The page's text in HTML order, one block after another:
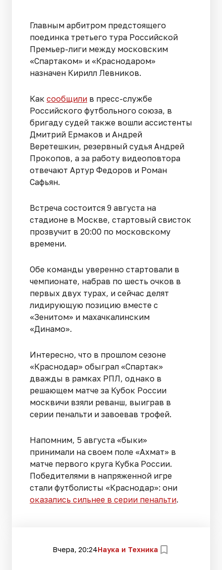
Главным арбитром предстоящего
поединка третьего тура Российской
Премьер-лиги между московским
«Спартаком» и «Краснодаром»
назначен Кирилл Левников.
Как сообщили в пресс-службе
Российского футбольного союза, в
бригаду судей также вошли ассистенты
Дмитрий Ермаков и Андрей
Веретешкин, резервный судья Андрей
Прокопов, а за работу видеоповтора
отвечают Артур Федоров и Роман
Сафьян.
Встреча состоится 9 августа на
стадионе в Москве, стартовый свисток
прозвучит в 20:00 по московскому
времени.
Обе команды уверенно стартовали в
чемпионате, набрав по шесть очков в
первых двух турах, и сейчас делят
лидирующую позицию вместе с
«Зенитом» и махачкалинским
«Динамо».
Интересно, что в прошлом сезоне
«Краснодар» обыграл «Спартак»
дважды в рамках РПЛ, однако в
решающем матче за Кубок России
москвичи взяли реванш, выиграв в
серии пенальти и завоевав трофей.
Напомним, 5 августа «быки»
принимали на своем поле «Ахмат» в
матче первого круга Кубка России.
Победителями в напряженной игре
стали футболисты «Краснодар»: они
оказались сильнее в серии пенальти.
Вчера, 20:24Наука и Техника